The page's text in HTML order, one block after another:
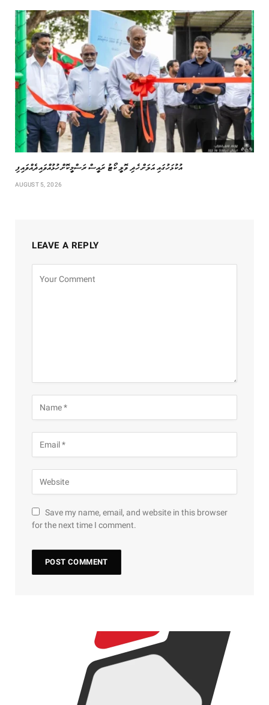
އުކުޅަހުގައި އަލަށް ހެދި ވޮލީ ކޯޓު ރައީސް ރަސްމީކޮށް ހުޅުއްވައިދެއްވައިފި
AUGUST 5, 2026
LEAVE A REPLY
Save my name, email, and website in this browser
for the next time I comment.